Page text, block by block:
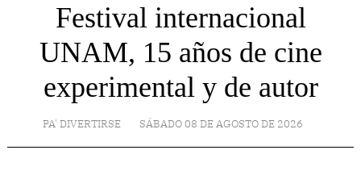
Festival internacional
UNAM, 15 años de cine
experimental y de autor
PA' DIVERTIRSE SÁBADO 08 DE AGOSTO DE 2026